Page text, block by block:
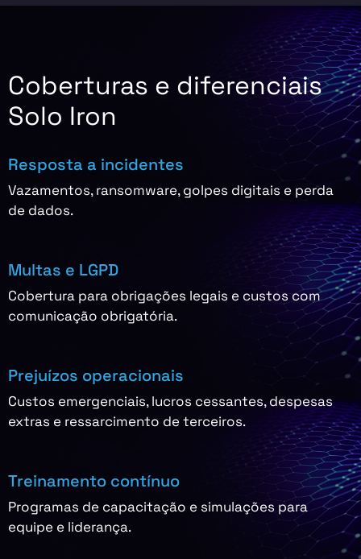
Coberturas e diferenciais
Solo Iron
Resposta a incidentes
Vazamentos, ransomware, golpes digitais e perda
de dados.
Multas e LGPD
Cobertura para obrigações legais e custos com
comunicação obrigatória.
Prejuízos operacionais
Custos emergenciais, lucros cessantes, despesas
extras e ressarcimento de terceiros.
Treinamento contínuo
Programas de capacitação e simulações para
equipe e liderança.